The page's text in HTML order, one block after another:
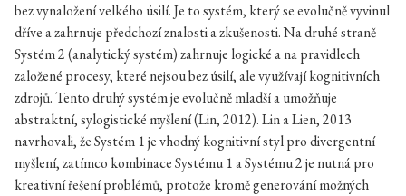
bez vynaložení velkého úsilí. Je to systém, který se evolučně vyvinul
dříve a zahrnuje předchozí znalosti a zkušenosti. Na druhé straně
Systém 2 (analytický systém) zahrnuje logické a na pravidlech
založené procesy, které nejsou bez úsilí, ale využívají kognitivních
zdrojů. Tento druhý systém je evolučně mladší a umožňuje
abstraktní, sylogistické myšlení (Lin, 2012). Lin a Lien, 2013
navrhovali, že Systém 1 je vhodný kognitivní styl pro divergentní
myšlení, zatímco kombinace Systému 1 a Systému 2 je nutná pro
kreativní řešení problémů, protože kromě generování možných